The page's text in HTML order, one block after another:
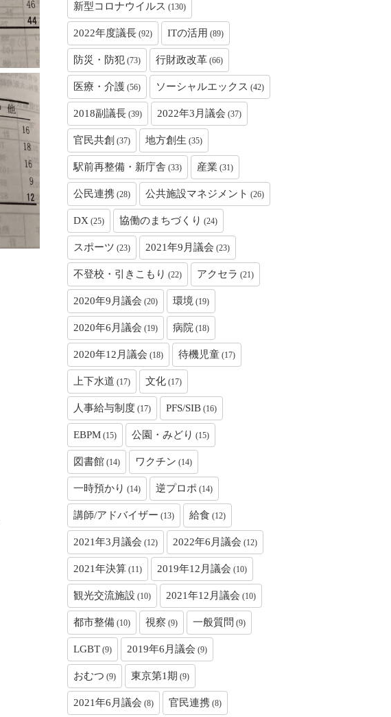
新型コロナウイルス (130)
2022年度議長 (92) ITの活用 (89)
防災・防犯 (73) 行財政改革 (66)
医療・介護 (56) ソーシャルエックス (42)
2018副議長 (39) 2022年3月議会 (37)
官民共創 (37) 地方創生 (35)
駅前再整備・新庁舎 (33) 産業 (31)
公民連携 (28) 公共施設マネジメント (26)
DX (25) 協働のまちづくり (24)
スポーツ (23) 2021年9月議会 (23)
不登校・引きこもり (22) アクセラ (21)
2020年9月議会 (20) 環境 (19)
2020年6月議会 (19) 病院 (18)
2020年12月議会 (18) 待機児童 (17)
上下水道 (17) 文化 (17)
人事給与制度 (17) PFS/SIB (16)
EBPM (15) 公園・みどり (15)
図書館 (14) ワクチン (14)
一時預かり (14) 逆プロポ (14)
講師/アドバイザー (13) 給食 (12)
2021年3月議会 (12) 2022年6月議会 (12)
2021年決算 (11) 2019年12月議会 (10)
観光交流施設 (10) 2021年12月議会 (10)
都市整備 (10) 視察 (9) 一般質問 (9)
LGBT (9) 2019年6月議会 (9)
おむつ (9) 東京第1期 (9)
2021年6月議会 (8) 官民連携 (8)